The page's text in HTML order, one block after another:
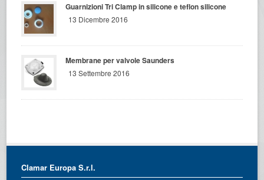
Guarnizioni Tri Clamp in silicone e teflon silicone
13 Dicembre 2016
Membrane per valvole Saunders
13 Settembre 2016
Clamar Europa S.r.l.